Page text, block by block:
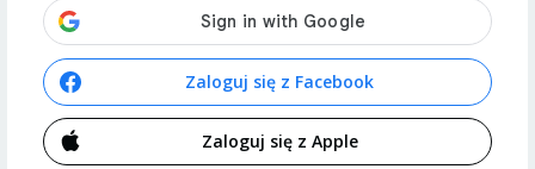
Zaloguj się z Facebook
Zaloguj się z Apple